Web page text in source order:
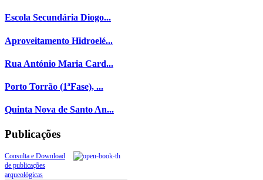
Escola Secundária Diogo...
Aproveitamento Hidroelé...
Rua António Maria Card...
Porto Torrão (1ªFase), ...
Quinta Nova de Santo An...
Publicações
Consulta e Download
de publicações
arqueológicas